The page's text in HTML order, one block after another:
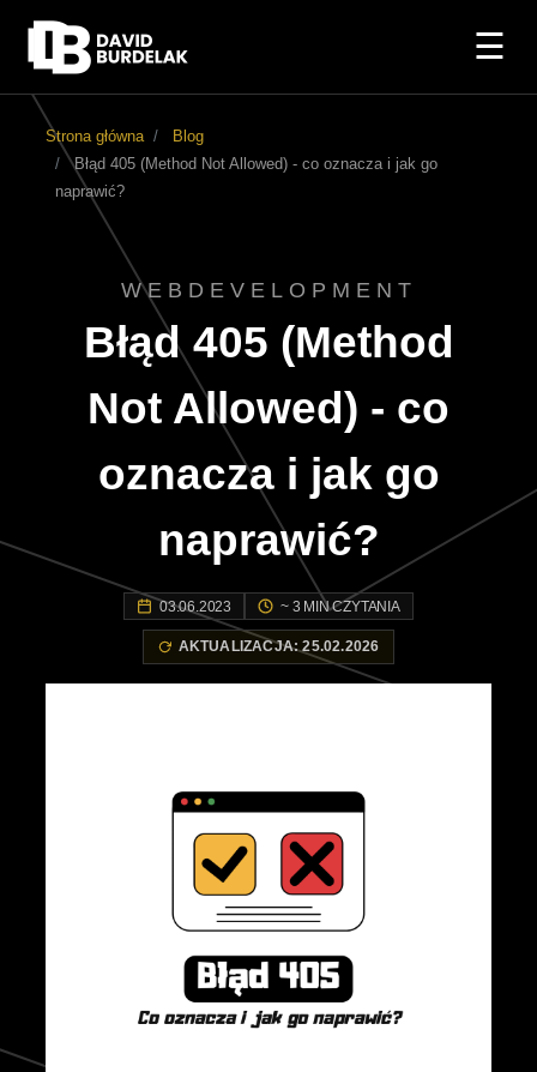
☰
Strona główna
Blog
Błąd 405 (Method Not Allowed) - co oznacza i jak go
naprawić?
WEBDEVELOPMENT
Błąd 405 (Method
Not Allowed) - co
oznacza i jak go
naprawić?
03.06.2023 ~ 3 MIN CZYTANIA
AKTUALIZACJA: 25.02.2026